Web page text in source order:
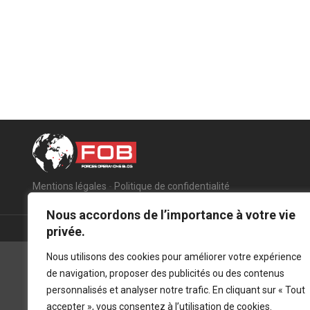
Nous accordons de l’importance à votre vie
privée.
Nous utilisons des cookies pour améliorer votre expérience
de navigation, proposer des publicités ou des contenus
personnalisés et analyser notre trafic. En cliquant sur « Tout
accepter », vous consentez à l’utilisation de cookies.
Mentions légales - Politique de confidentialité